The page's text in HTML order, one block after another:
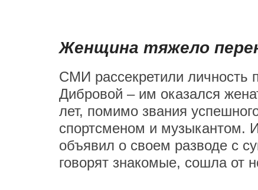
Женщина тяжело
СМИ рассекретили личность
Дибровой – им оказался
лет, помимо звания
спортсменом и музыкантом.
объявил о своем разводе с
говорят знакомые, сошла от